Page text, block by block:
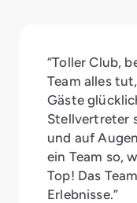
“Toller Club,
Team alles
Gäste
Stellvertreter
und auf
ein Team so,
Top! Das
Erlebnisse.”